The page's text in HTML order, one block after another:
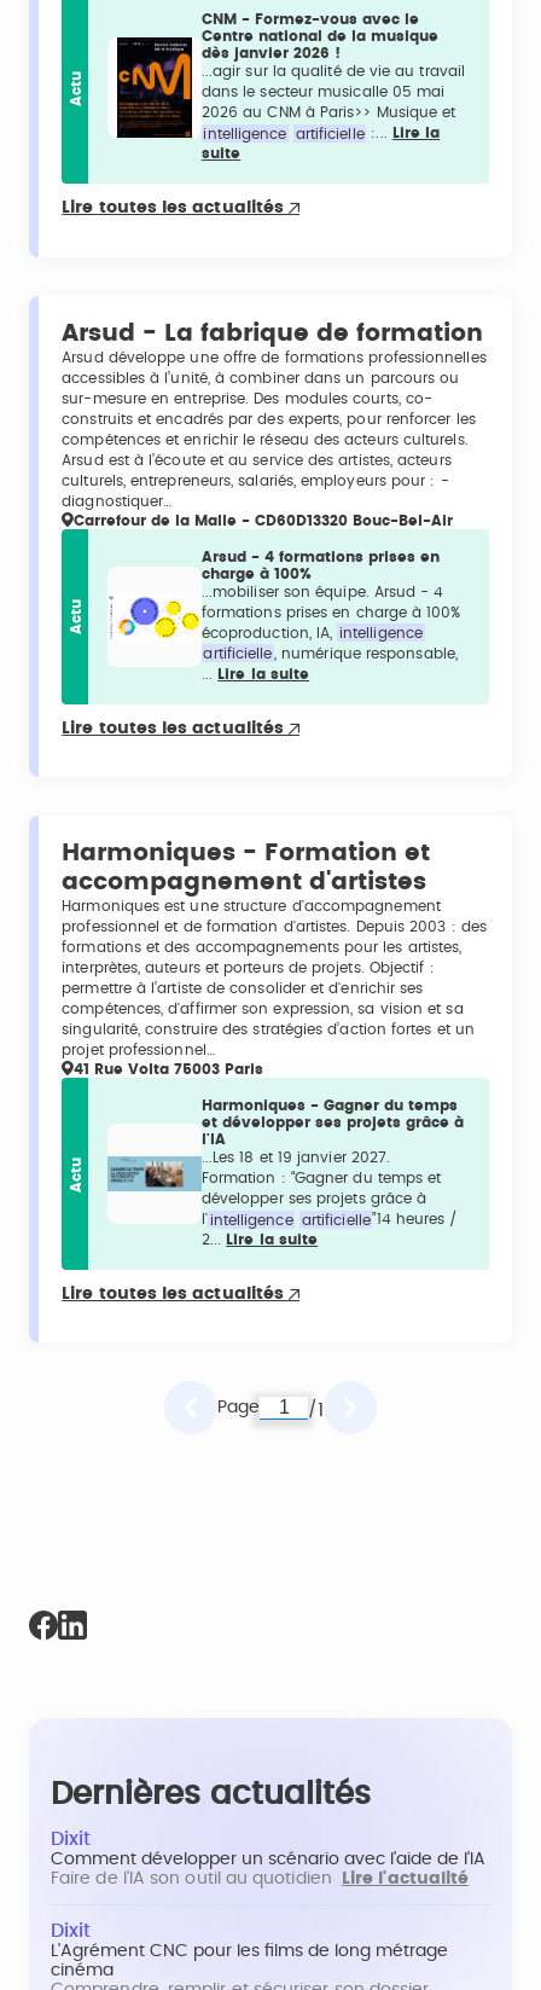
Actu
CNM - Formez-vous avec le
Centre national de la musique
dès janvier 2026 !
...agir sur la qualité de vie au travail
dans le secteur musicalle 05 mai
2026 au CNM à Paris>> Musique et
intelligence
artificielle :...
Lire la
suite
Lire toutes les actualités
Arsud - La fabrique de formation
Arsud développe une offre de formations professionnelles
accessibles à l’unité, à combiner dans un parcours ou
sur-mesure en entreprise. Des modules courts, co-
construits et encadrés par des experts, pour renforcer les
compétences et enrichir le réseau des acteurs culturels.
Arsud est à l’écoute et au service des artistes, acteurs
culturels, entrepreneurs, salariés, employeurs pour : -
diagnostiquer…
Carrefour de la Malle - CD60D13320 Bouc-Bel-Air
Actu
Arsud - 4 formations prises en
charge à 100%
...mobiliser son équipe. Arsud - 4
formations prises en charge à 100%
écoproduction, IA,
intelligence
artificielle
, numérique responsable,
Lire la suite
Lire toutes les actualités
Harmoniques - Formation et
accompagnement d'artistes
Harmoniques est une structure d'accompagnement
professionnel et de formation d'artistes. Depuis 2003 : des
formations et des accompagnements pour les artistes,
interprètes, auteurs et porteurs de projets. Objectif :
permettre à l’artiste de consolider et d'enrichir ses
compétences, d'affirmer son expression, sa vision et sa
singularité, construire des stratégies d’action fortes et un
projet professionnel…
41 Rue Volta 75003 Paris
Actu
Harmoniques - Gagner du temps
et développer ses projets grâce à
l'IA
...Les 18 et 19 janvier 2027.
Formation : “Gagner du temps et
développer ses projets grâce à
l'intelligence artificielle”14 heures /
2...
Lire la suite
Lire toutes les actualités
Page / 1
Dernières actualités
Dixit
Comment développer un scénario avec l'aide de l'IA
Faire de l'IA son outil au quotidien
Lire l'actualité
Dixit
L'Agrément CNC pour les films de long métrage
cinéma